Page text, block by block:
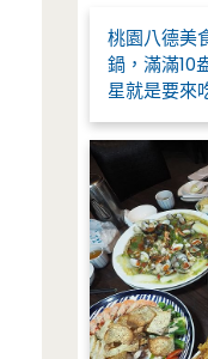
桃園八德美
鍋，滿滿10
星就是要來